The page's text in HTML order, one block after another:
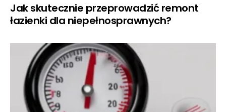
Jak skutecznie przeprowadzić remont
łazienki dla niepełnosprawnych?